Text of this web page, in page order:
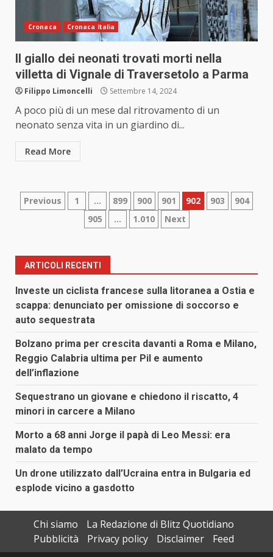
Cronaca Cronaca Italia
Il giallo dei neonati trovati morti nella
villetta di Vignale di Traversetolo a Parma
Filippo Limoncelli Settembre 14, 2024
A poco più di un mese dal ritrovamento di un
neonato senza vita in un giardino di...
Read More
Paginazione
articoli
Previous 1 … 899 900 901 902 903
904
905
… 1.010 Next
ARTICOLI RECENTI
Investe un ciclista francese sulla litoranea a Ostia e
scappa: denunciato per omissione di soccorso e
auto sequestrata
Bolzano prima per crescita davanti a Roma e Milano,
Reggio Calabria ultima per Pil e aumento
dell’inflazione
Sequestrano un giovane e chiedono il riscatto, 4
minori in carcere a Milano
Morto a 68 anni Jorge il papà di Leo Messi: era
malato da tempo
Un drone utilizzato dall’Ucraina entra in Bulgaria ed
esplode vicino a gasdotto
Chi siamo
La Redazione di Blitz Quotidiano
Pubblicità
Privacy policy Disclaimer Feed